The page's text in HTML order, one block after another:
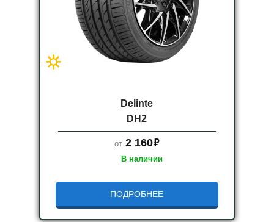
Delinte
DH2
от 2 160руб.
В наличии
ПОДРОБНЕЕ